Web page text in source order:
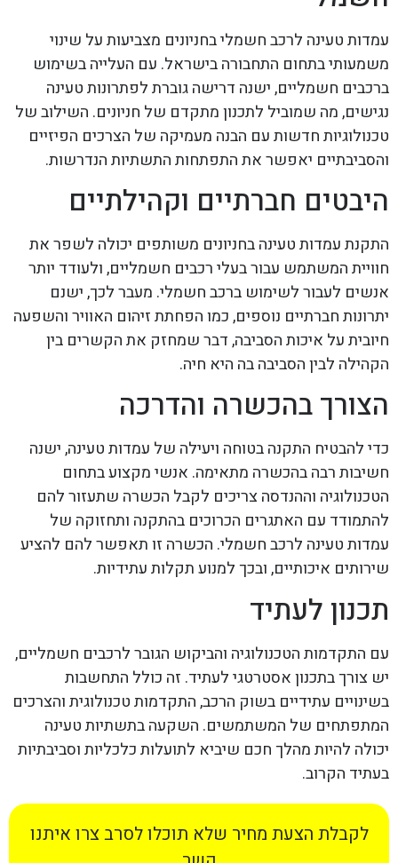
עמדות טעינה לרכב חשמלי בחניונים מצביעות על שינוי
משמעותי בתחום התחבורה בישראל. עם העלייה בשימוש
ברכבים חשמליים, ישנה דרישה גוברת לפתרונות טעינה
נגישים, מה שמוביל לתכנון מתקדם של חניונים. השילוב של
טכנולוגיות חדשות עם הבנה מעמיקה של הצרכים הפיזיים
והסביבתיים יאפשר את התפתחות התשתיות הנדרשות.
היבטים חברתיים וקהילתיים
התקנת עמדות טעינה בחניונים משותפים יכולה לשפר את
חוויית המשתמש עבור בעלי רכבים חשמליים, ולעודד יותר
אנשים לעבור לשימוש ברכב חשמלי. מעבר לכך, ישנם
יתרונות חברתיים נוספים, כמו הפחתת זיהום האוויר והשפעה
חיובית על איכות הסביבה, דבר שמחזק את הקשרים בין
הקהילה לבין הסביבה בה היא חיה.
הצורך בהכשרה והדרכה
כדי להבטיח התקנה בטוחה ויעילה של עמדות טעינה, ישנה
חשיבות רבה בהכשרה מתאימה. אנשי מקצוע בתחום
הטכנולוגיה וההנדסה צריכים לקבל הכשרה שתעזור להם
להתמודד עם האתגרים הכרוכים בהתקנה ותחזוקה של
עמדות טעינה לרכב חשמלי. הכשרה זו תאפשר להם להציע
שירותים איכותיים, ובכך למנוע תקלות עתידיות.
תכנון לעתיד
עם התקדמות הטכנולוגיה והביקוש הגובר לרכבים חשמליים,
יש צורך בתכנון אסטרטגי לעתיד. זה כולל התחשבות
בשינויים עתידיים בשוק הרכב, התקדמות טכנולוגית והצרכים
המתפתחים של המשתמשים. השקעה בתשתיות טעינה
יכולה להיות מהלך חכם שיביא לתועלות כלכליות וסביבתיות
בעתיד הקרוב.
לקבלת הצעת מחיר שלא תוכלו לסרב צרו איתנו